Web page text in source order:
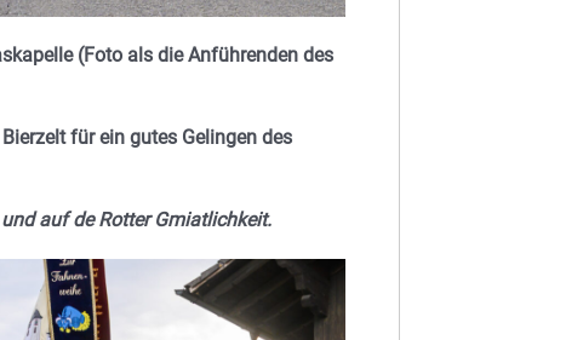
(Foto als die Anführenden des
für ein gutes Gelingen des
auf de Rotter Gmiatlichkeit.